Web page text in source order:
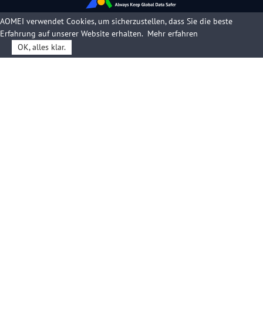
Produkte
AOMEI verwendet Cookies, um sicherzustellen, dass Sie die beste
Erfahrung auf unserer Website erhalten. Mehr erfahren
OK, alles klar.